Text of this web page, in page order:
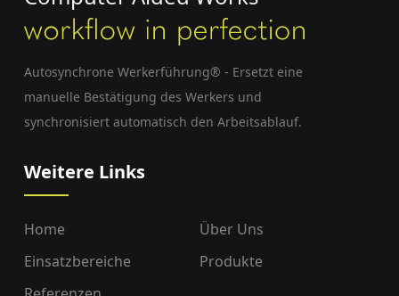
Autosynchrone Werkerführung® - Ersetzt eine
manuelle Bestätigung des Werkers und
synchronisiert automatisch den Arbeitsablauf.
Weitere Links
Home
Über Uns
Einsatzbereiche
Produkte